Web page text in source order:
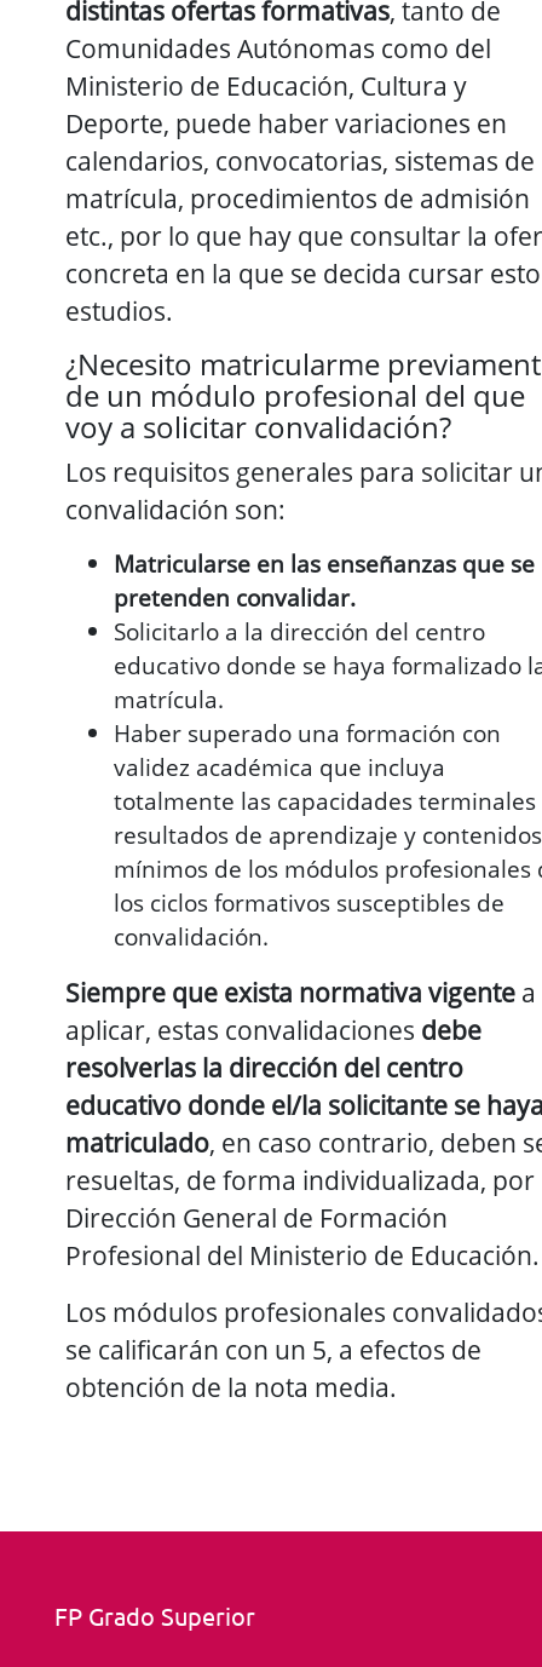
distintas ofertas formativas, tanto de
Comunidades Autónomas como del
Ministerio de Educación, Cultura y
Deporte, puede haber variaciones en
calendarios, convocatorias, sistemas de
matrícula, procedimientos de admisión
etc., por lo que hay que consultar la
concreta en la que se decida cursar
estudios.
¿Necesito matricularme
de un módulo profesional del que
voy a solicitar convalidación?
Los requisitos generales para solicitar
convalidación son:
Matricularse en las enseñanzas que se
pretenden convalidar.
Solicitarlo a la dirección del centro
educativo donde se haya formalizado
matrícula.
Haber superado una formación con
validez académica que incluya
totalmente las capacidades terminales
resultados de aprendizaje y contenidos
mínimos de los módulos profesionales
los ciclos formativos susceptibles de
convalidación.
Siempre que exista normativa vigente a
aplicar, estas convalidaciones debe
resolverlas la dirección del centro
educativo donde el/la solicitante se
matriculado, en caso contrario, deben
resueltas, de forma individualizada, por
Dirección General de Formación
Profesional del Ministerio de Educación.
Los módulos profesionales
se calificarán con un 5, a efectos de
obtención de la nota media.
FP Grado Superior